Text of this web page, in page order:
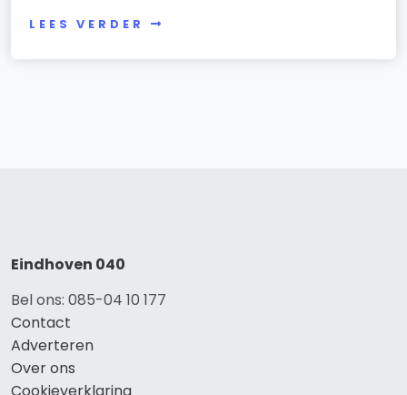
LEES VERDER
Eindhoven 040
Bel ons: 085-04 10 177
Contact
Adverteren
Over ons